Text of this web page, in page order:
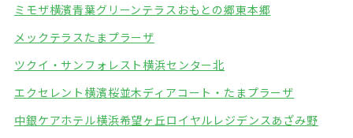
ミモザ横濱青葉グリーンテラス おもとの郷東本郷
メックテラスたまプラーザ
ツクイ・サンフォレスト横浜センター北
エクセレント横濱桜並木ディアコート・たまプラーザ
中銀ケアホテル横浜希望ヶ丘ロイヤルレジデンスあざみ野